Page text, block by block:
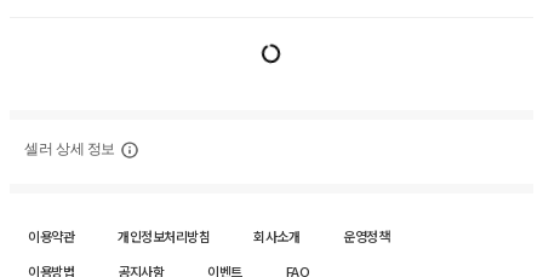
셀러 상세 정보
이용약관 개인정보처리방침 회사소개
운영정책
이용방법
공지사항 이벤트 FAQ